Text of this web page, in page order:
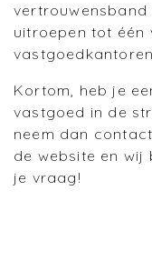
vertrouwensband
uitroepen tot één
Kortom, heb je
vastgoed in de
neem dan
de website en
je vraag!